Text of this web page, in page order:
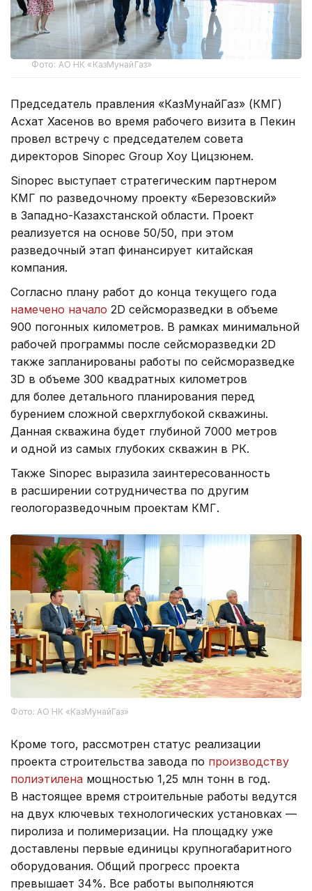
Фото: АО НК «КазМунайГаз»
Председатель правления «КазМунайГаз» (КМГ)
Асхат Хасенов во время рабочего визита в Пекин
провел встречу с председателем совета
директоров Sinopec Group Хоу Цицзюнем.
Sinopec выступает стратегическим партнером
КМГ по разведочному проекту «Березовский»
в Западно-Казахстанской области. Проект
реализуется на основе 50/50, при этом
разведочный этап финансирует китайская
компания.
Согласно плану работ до конца текущего года
намечено начало 2D сейсморазведки в объеме
900 погонных километров. В рамках минимальной
рабочей программы после сейсморазведки 2D
также запланированы работы по сейсморазведке
3D в объеме 300 квадратных километров
для более детального планирования перед
бурением сложной сверхглубокой скважины.
Данная скважина будет глубиной 7000 метров
и одной из самых глубоких скважин в РК.
Также Sinopec выразила заинтересованность
в расширении сотрудничества по другим
геологоразведочным проектам КМГ.
Фото: АО НК «КазМунайГаз»
Кроме того, рассмотрен статус реализации
проекта строительства завода по производству
полиэтилена мощностью 1,25 млн тонн в год.
В настоящее время строительные работы ведутся
на двух ключевых технологических установках —
пиролиза и полимеризации. На площадку уже
доставлены первые единицы крупногабаритного
оборудования. Общий прогресс проекта
превышает 34%. Все работы выполняются